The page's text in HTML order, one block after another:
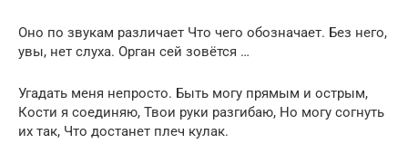
Оно по звукам различает Что чего обозначает. Без него,
увы, нет слуха. Орган сей зовётся …
Угадать меня непросто. Быть могу прямым и острым,
Кости я соединяю, Твои руки разгибаю, Но могу согнуть
их так, Что достанет плеч кулак.